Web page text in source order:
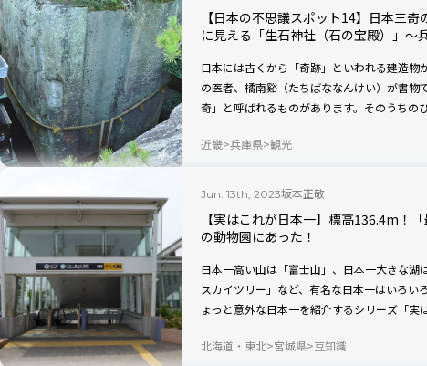
【日本の不思議スポット14】日本三
に見える「生石神社（石の宝殿）」〜
日本には古くから「奇跡」といわれる建造
の医者、橘南谿（たちばななんけい）が書物
奇」と呼ばれるものがあります。そのうちの
謎に迫ります。
近畿 兵庫県 観光
Jun. 13th, 2023坂本正敬
【実はこれが日本一】標高136.4m！
の動物園にあった！
日本一高い山は「富士山」、日本一大きな
スカイツリー」など、有名な日本一はいろい
ょっと意外な日本一を紹介するシリーズ「実
北海道・東北 宮城県 豆知識